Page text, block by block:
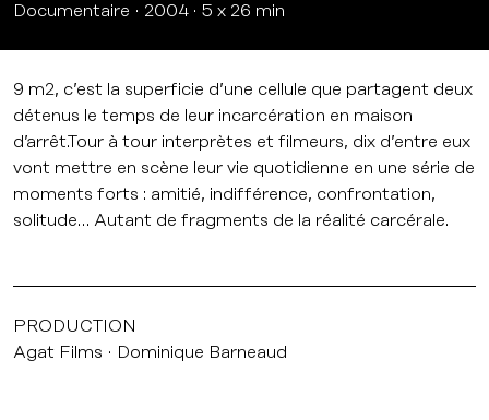
Documentaire 2004 5 x 26 min
9 m2, c’est la superficie d’une cellule que partagent deux
détenus le temps de leur incarcération en maison
d’arrêt.Tour à tour interprètes et filmeurs, dix d’entre eux
vont mettre en scène leur vie quotidienne en une série de
moments forts : amitié, indifférence, confrontation,
solitude… Autant de fragments de la réalité carcérale.
PRODUCTION
Agat Films
Dominique Barneaud